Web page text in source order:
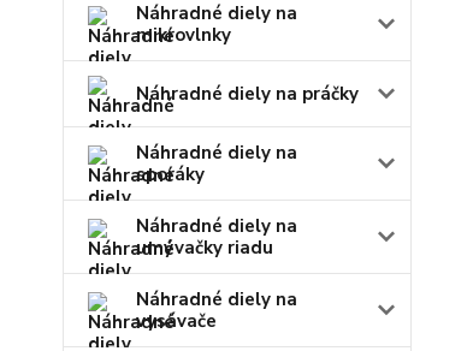
Náhradné diely na
mikrovlnky
Náhradné diely na práčky
Náhradné diely na
sporáky
Náhradné diely na
umývačky riadu
Náhradné diely na
vysávače